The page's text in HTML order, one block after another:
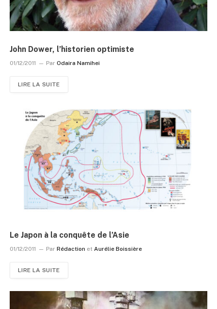
John Dower, l’historien optimiste
01/12/2011 Par Odaira Namihei
LIRE LA SUITE
Le Japon à la conquête de l’Asie
01/12/2011 Par Rédaction et Aurélie Boissière
LIRE LA SUITE